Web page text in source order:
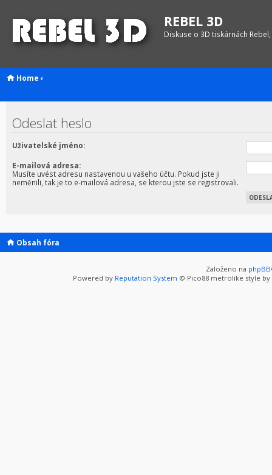
REBEL 3D
Diskuse o 3D tiskárnách
Home ‹
Odeslat heslo
Uživatelské jméno:
E-mailová adresa:
Musíte uvést adresu nastavenou u vašeho účtu. Pokud jste ji
neměnili, tak je to e-mailová adresa, se kterou jste se registrovali.
Obsah fóra
Založeno na phpBB
Powered by Reputation System © Pico88 metrolike style by